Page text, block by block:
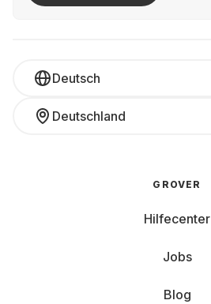
Deutsch
Deutschland
GROVER
Hilfecenter
Jobs
Blog